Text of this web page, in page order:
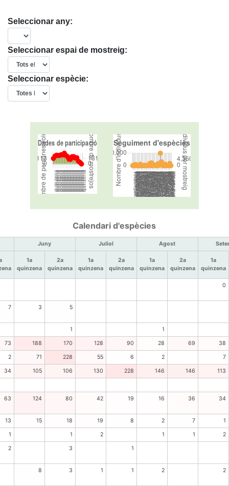
Seleccionar any:
Seleccionar espai de mostreig:
Seleccionar espècie:
Calendari d'espècies
Juny Juliol Agost
1a
quinzena
2a
quinzena
1a
quinzena
2a
quinzena
1a
quinzena
2a
quinzena
1a
quinzena
0
7 3 5
1 1
73 188 170 128 90 28 69 38
2 71 228 55 6 2 7
34 105 106 130 228 146 146 113
63 124 80 42 19 16 36 34
13 15 18 19 8 2 7 1
1 1 2 1 1 2
2 3 1
8 3 1 1 2 2